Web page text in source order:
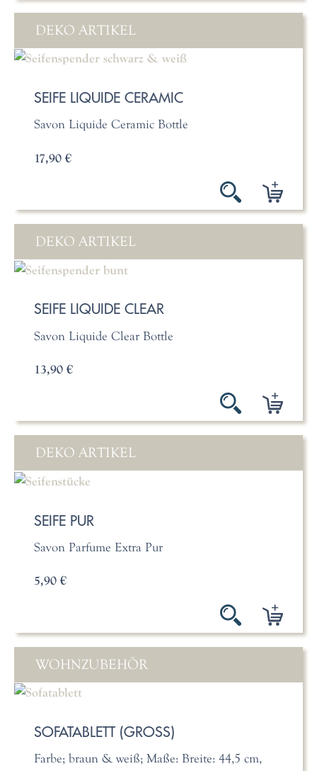
DEKO ARTIKEL
SEIFE LIQUIDE CERAMIC
Savon Liquide Ceramic Bottle
17,90 €
DEKO ARTIKEL
SEIFE LIQUIDE CLEAR
Savon Liquide Clear Bottle
13,90 €
DEKO ARTIKEL
SEIFE PUR
Savon Parfume Extra Pur
5,90 €
WOHNZUBEHÖR
SOFATABLETT (GROSS)
Farbe; braun & weiß; Maße: Breite: 44,5 cm,